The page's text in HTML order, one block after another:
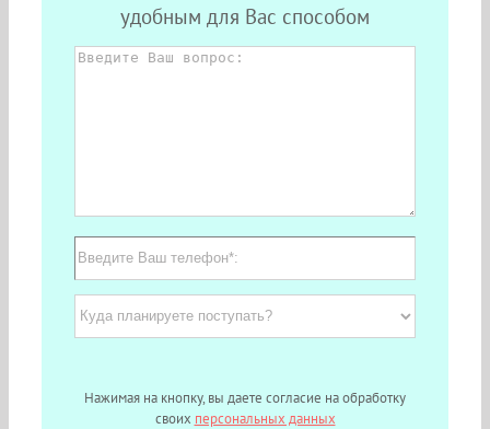
удобным для Вас способом
Нажимая на кнопку, вы даете согласие на обработку
своих персональных данных